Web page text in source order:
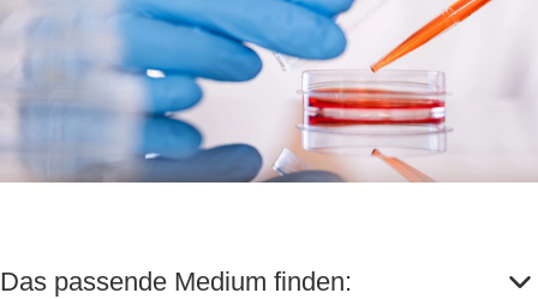
Das passende Medium finden: